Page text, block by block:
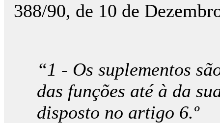
388/90, de 10 de
“1 - Os suplementos
das funções até à da
disposto no artigo 6.º